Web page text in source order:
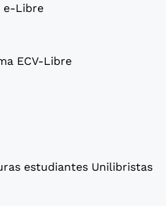
e-Libre
ECV-Libre
estudiantes Unilibristas